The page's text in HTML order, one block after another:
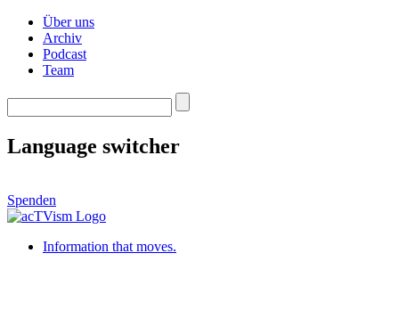
Über uns
Archiv
Podcast
Team
Language switcher
Spenden
Information that moves.